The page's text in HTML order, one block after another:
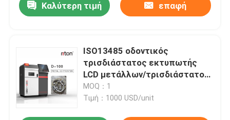
Καλύτερη τιμή επαφή
ISO13485 οδοντικός
τρισδιάστατος εκτυπωτής
LCD μετάλλων/τρισδιάστατος
εκτυπωτής DLP για τη
συναρμογή D100 κορωνών
MOQ：1
Τιμή：1000 USD/unit